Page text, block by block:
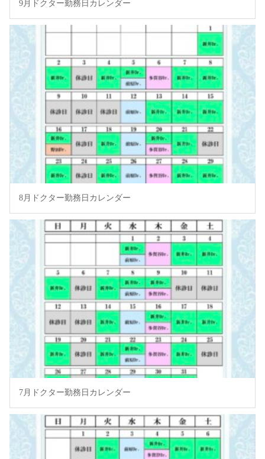
9月ドクター勤務日カレンダー
8月ドクター勤務日カレンダー
7月ドクター勤務日カレンダー